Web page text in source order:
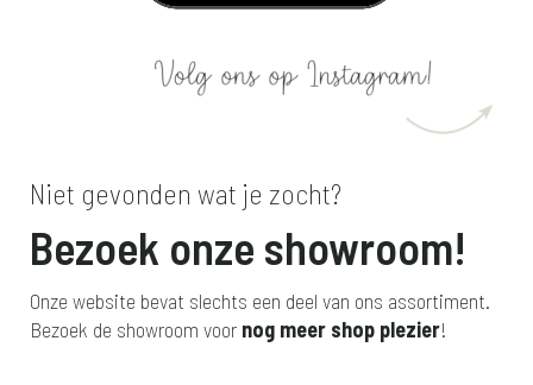
Niet gevonden wat je zocht?
Bezoek onze showroom!
Onze website bevat slechts een deel van ons assortiment.
Bezoek de showroom voor nog meer shop plezier!